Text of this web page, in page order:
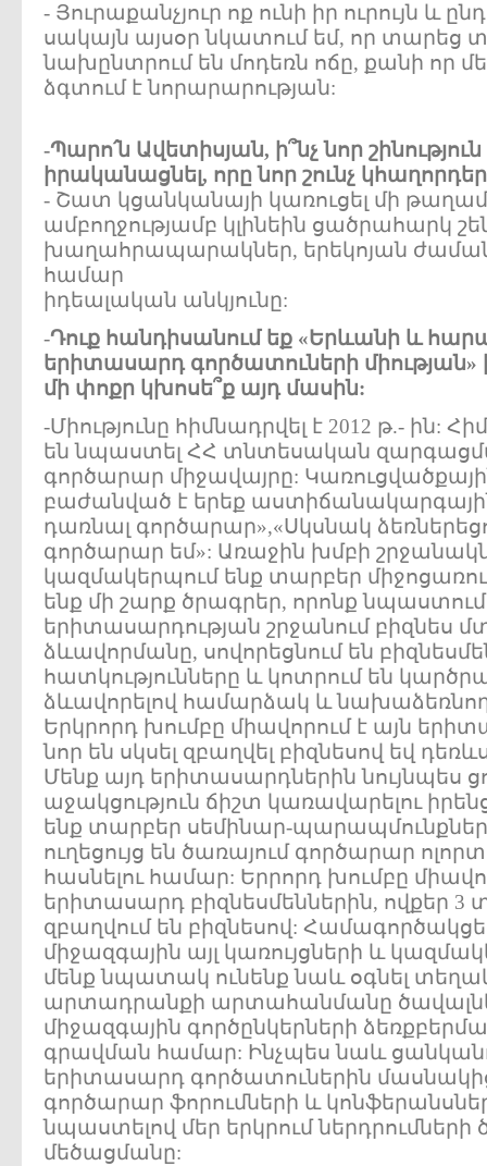
- Յուրաքանչյուր ոք ունի իր ուրույն և
սակայն այսօր նկատում եմ, որ տարեց
նախընտրում են մոդեռն ոճը, քանի որ
ձգտում է նորարարության:
-Պարո՛ն Ավետիսյան, ի՞նչ նոր
իրականացնել, որը նոր շունչ
- Շատ կցանկանայի կառուցել մի
ամբողջությամբ կլինեին ցածրահարկ
խաղահրապարակներ, երեկոյան
համար
իդեալական անկյունը:
-Դուք հանդիսանում եք «Երևանի և
երիտասարդ գործատուների
մի փոքր կխոսե՞ք այդ մասին:
-Միությունը հիմնադրվել է 2012 թ.-
են նպաստել ՀՀ տնտեսական
գործարար միջավայրը:
բաժանված է երեք աստիճանակարգային
դառնալ գործարար»,«Սկսնակ
գործարար եմ»: Առաջին խմբի
կազմակերպում ենք տարբեր
ենք մի շարք ծրագրեր, որոնք
երիտասարդության շրջանում բիզնես
ձևավորմանը, սովորեցնում են
հատկությունները և կոտրում են
ձևավորելով համարձակ և
Երկրորդ խումբը միավորում է այն
նոր են սկսել զբաղվել բիզնեսով եվ
Մենք այդ երիտասարդներին նույնպես
աջակցություն ճիշտ կառավարելու
ենք տարբեր սեմինար-պարապմունքներ,
ուղեցույց են ծառայում գործարար
հասնելու համար: Երրորդ խումբը
երիտասարդ բիզնեսմեններին, ովքեր 3
զբաղվում են բիզնեսով:
միջազգային այլ կառույցների և
մենք նպատակ ունենք նաև օգնել
արտադրանքի արտահանմանը
միջազգային գործընկերների
գրավման համար: Ինչպես նաև
երիտասարդ գործատուներին
գործարար ֆորումների և
նպաստելով մեր երկրում ներդրումների
մեծացմանը: